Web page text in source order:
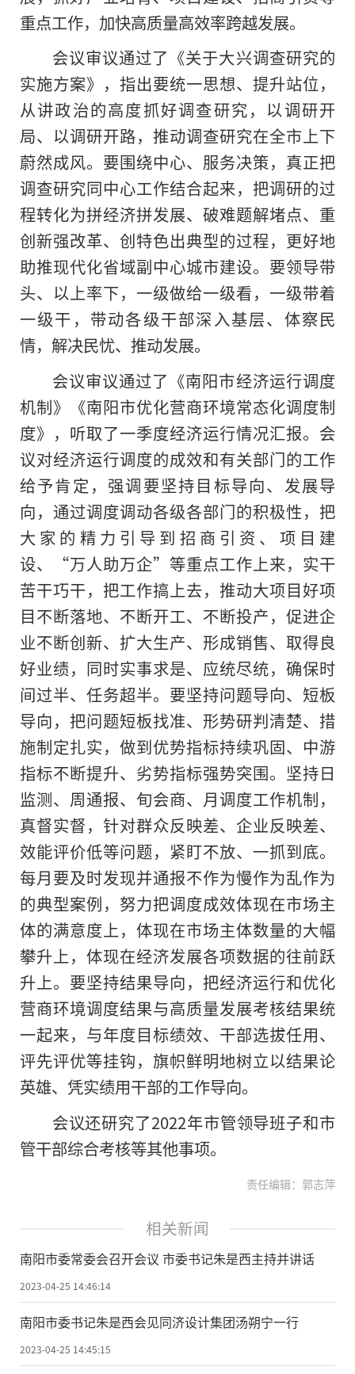
重点工作，加快高质量高效率跨越发展。
会议审议通过了《关于大兴调查研究的
实施方案》，指出要统一思想、提升站位，
从讲政治的高度抓好调查研究，以调研开
局、以调研开路，推动调查研究在全市上下
蔚然成风。要围绕中心、服务决策，真正把
调查研究同中心工作结合起来，把调研的过
程转化为拼经济拼发展、破难题解堵点、重
创新强改革、创特色出典型的过程，更好地
助推现代化省域副中心城市建设。要领导带
头、以上率下，一级做给一级看，一级带着
一级干，带动各级干部深入基层、体察民
情，解决民忧、推动发展。
会议审议通过了《南阳市经济运行调度
机制》《南阳市优化营商环境常态化调度制
度》，听取了一季度经济运行情况汇报。会
议对经济运行调度的成效和有关部门的工作
给予肯定，强调要坚持目标导向、发展导
向，通过调度调动各级各部门的积极性，把
大家的精力引导到招商引资、项目建
设、“万人助万企”等重点工作上来，实干
苦干巧干，把工作搞上去，推动大项目好项
目不断落地、不断开工、不断投产，促进企
业不断创新、扩大生产、形成销售、取得良
好业绩，同时实事求是、应统尽统，确保时
间过半、任务超半。要坚持问题导向、短板
导向，把问题短板找准、形势研判清楚、措
施制定扎实，做到优势指标持续巩固、中游
指标不断提升、劣势指标强势突围。坚持日
监测、周通报、旬会商、月调度工作机制，
真督实督，针对群众反映差、企业反映差、
效能评价低等问题，紧盯不放、一抓到底。
每月要及时发现并通报不作为慢作为乱作为
的典型案例，努力把调度成效体现在市场主
体的满意度上，体现在市场主体数量的大幅
攀升上，体现在经济发展各项数据的往前跃
升上。要坚持结果导向，把经济运行和优化
营商环境调度结果与高质量发展考核结果统
一起来，与年度目标绩效、干部选拔任用、
评先评优等挂钩，旗帜鲜明地树立以结果论
英雄、凭实绩用干部的工作导向。
会议还研究了2022年市管领导班子和市
管干部综合考核等其他事项。
责任编辑：郭志萍
相关新闻
南阳市委常委会召开会议 市委书记朱是西主持并讲话
2023-04-25 14:46:14
南阳市委书记朱是西会见同济设计集团汤朔宁一行
2023-04-25 14:45:15